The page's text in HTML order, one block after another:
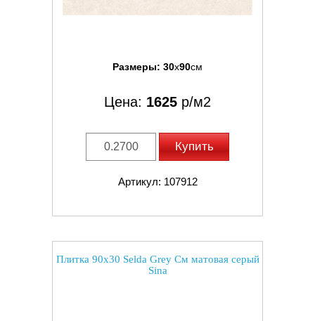
Размеры: 30x90см
Цена: 1625 р/м2
Купить
Артикул: 107912
Плитка 90x30 Selda Grey См матовая серый
Sina